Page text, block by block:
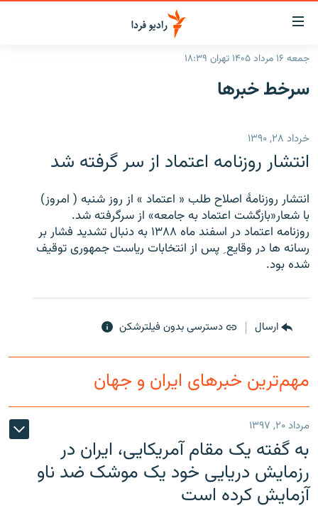
لینک‌های
قابلیت
دسترسی
بازگشت
اصلی
رفتن
صفحه
جستجو
ایران
رادیو
برنامه‌های رادیویی
فرکانس‌ها
پادکست
چندرسانه‌ای
گزارش‌های تصویری
گزارش‌های ویدئویی
زنان فردا
English
به ما بپیوندید
جمعه ۱۶ مرداد ۱۴۰۵ تهران ۱۸:۳۹
سرخط‌ خبرها
خرداد ۲۸, ۱۳۹۰
انتشار روزنامه اعتماد از سر گرفته شد
انتشار روزنامۀ اصلاح طلب « اعتماد » از روز شنبه ( امروز)
با شعار«بازگشت اعتماد به جامعه» از سرگرفته شد.
روزنامه اعتماد در اسفند ماه ۱۳۸۸ به دنبال تشدید فشار بر
رسانه ها در وقایع ِ پس از انتخابات ریاست جمهوری توقیف
شده بود.
ارسال دسترسی بدون فیلترشکن
مهم‌ترین خبرهای ایران و جهان
مرداد ۲۰, ۱۳۹۷
به گفته یک مقام آمریکایی، ایران در
رزمایش دریایی خود یک موشک ضد ناو
آزمایش کرده است